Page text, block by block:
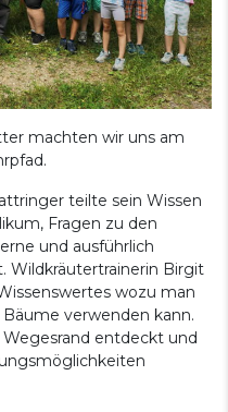
machten wir uns am
teilte sein Wissen
Fragen zu den
und ausführlich
Wildkräutertrainerin Birgit
wozu man
verwenden kann.
entdeckt und